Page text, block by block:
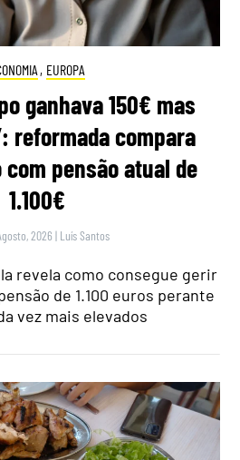
, EUROPA
ganhava 150€ mas
reformada compara
pensão atual de
1.100€
2026 | Luís Santos
revela como consegue gerir
de 1.100 euros perante
vez mais elevados